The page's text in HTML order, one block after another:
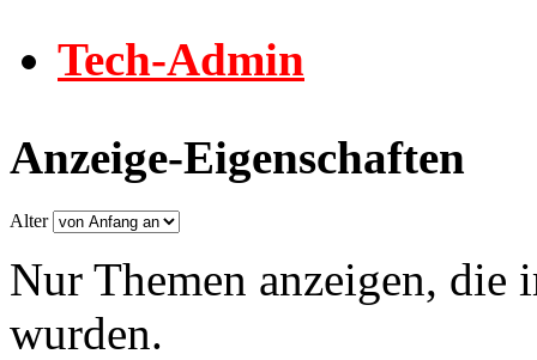
Tech-Admin
Anzeige-Eigenschaften
Alter
Nur Themen anzeigen, die
wurden.